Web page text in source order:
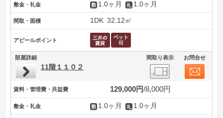
敷金・礼金 1.0ヶ月 1.0ヶ月
間取・面積 1DK 32.12㎡
アピールポイント
部屋詳細 間取り表示 お問合せ
11階１１０２
賃料・管理費・共益費 129,000円 8,000円
敷金・礼金 1.0ヶ月 1.0ヶ月